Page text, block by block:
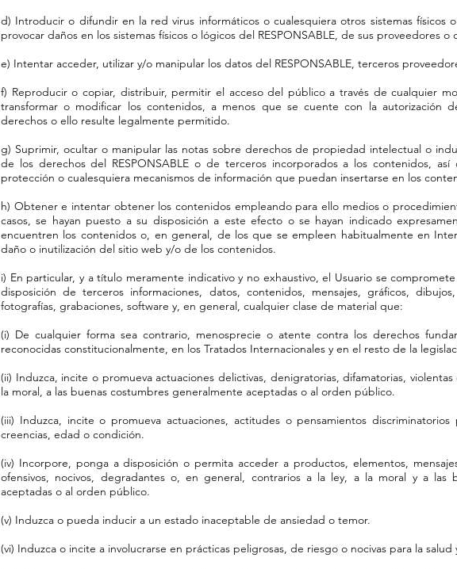
d) Introducir o difundir en la red virus informáticos o cualesquiera otros sistemas físicos
provocar daños en los sistemas físicos o lógicos del RESPONSABLE, de sus proveedores o
e) Intentar acceder, utilizar y/o manipular los datos del RESPONSABLE, terceros
f) Reproducir o copiar, distribuir, permitir el acceso del público a través de cualquier
transformar o modificar los contenidos, a menos que se cuente con la autorización
derechos o ello resulte legalmente permitido.
g) Suprimir, ocultar o manipular las notas sobre derechos de propiedad intelectual o
de los derechos del RESPONSABLE o de terceros incorporados a los contenidos,
protección o cualesquiera mecanismos de información que puedan insertarse en los
h) Obtener e intentar obtener los contenidos empleando para ello medios o
casos, se hayan puesto a su disposición a este efecto o se hayan indicado
encuentren los contenidos o, en general, de los que se empleen habitualmente en
daño o inutilización del sitio web y/o de los contenidos.
i) En particular, y a título meramente indicativo y no exhaustivo, el Usuario se
disposición de terceros informaciones, datos, contenidos, mensajes, gráficos,
fotografías, grabaciones, software y, en general, cualquier clase de material que:
(i) De cualquier forma sea contrario, menosprecie o atente contra los derechos
reconocidas constitucionalmente, en los Tratados Internacionales y en el resto de la
(ii) Induzca, incite o promueva actuaciones delictivas, denigratorias, difamatorias,
la moral, a las buenas costumbres generalmente aceptadas o al orden público.
(iii) Induzca, incite o promueva actuaciones, actitudes o pensamientos
creencias, edad o condición.
(iv) Incorpore, ponga a disposición o permita acceder a productos, elementos,
ofensivos, nocivos, degradantes o, en general, contrarios a la ley, a la moral y a las
aceptadas o al orden público.
(v) Induzca o pueda inducir a un estado inaceptable de ansiedad o temor.
(vi) Induzca o incite a involucrarse en prácticas peligrosas, de riesgo o nocivas para la